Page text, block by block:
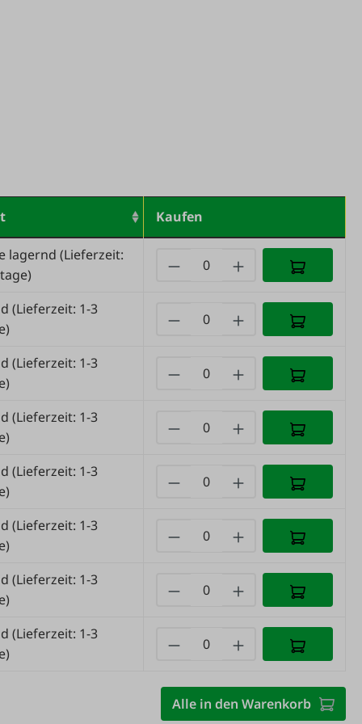
Kaufen
lagernd (Lieferzeit:
(Lieferzeit: 1-3
(Lieferzeit: 1-3
(Lieferzeit: 1-3
(Lieferzeit: 1-3
(Lieferzeit: 1-3
(Lieferzeit: 1-3
(Lieferzeit: 1-3
Alle in den Warenkorb